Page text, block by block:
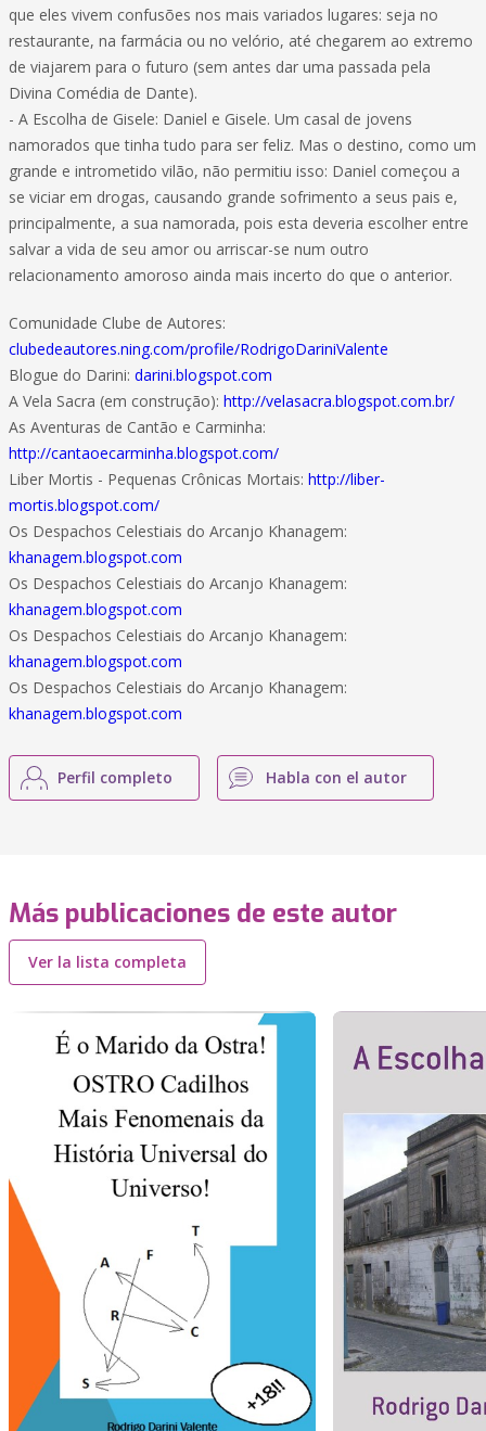
que eles vivem confusões nos mais variados lugares: seja no
restaurante, na farmácia ou no velório, até chegarem ao extremo
de viajarem para o futuro (sem antes dar uma passada pela
Divina Comédia de Dante).
- A Escolha de Gisele: Daniel e Gisele. Um casal de jovens
namorados que tinha tudo para ser feliz. Mas o destino, como um
grande e intrometido vilão, não permitiu isso: Daniel começou a
se viciar em drogas, causando grande sofrimento a seus pais e,
principalmente, a sua namorada, pois esta deveria escolher entre
salvar a vida de seu amor ou arriscar-se num outro
relacionamento amoroso ainda mais incerto do que o anterior.
Comunidade Clube de Autores:
clubedeautores.ning.com/profile/RodrigoDariniValente
Blogue do Darini: darini.blogspot.com
A Vela Sacra (em construção): http://velasacra.blogspot.com.br/
As Aventuras de Cantão e Carminha:
http://cantaoecarminha.blogspot.com/
Liber Mortis - Pequenas Crônicas Mortais: http://liber-
mortis.blogspot.com/
Os Despachos Celestiais do Arcanjo Khanagem:
khanagem.blogspot.com
Os Despachos Celestiais do Arcanjo Khanagem:
khanagem.blogspot.com
Os Despachos Celestiais do Arcanjo Khanagem:
khanagem.blogspot.com
Os Despachos Celestiais do Arcanjo Khanagem:
khanagem.blogspot.com
Perfil completo Habla con el autor
Más publicaciones de este autor
Ver la lista completa